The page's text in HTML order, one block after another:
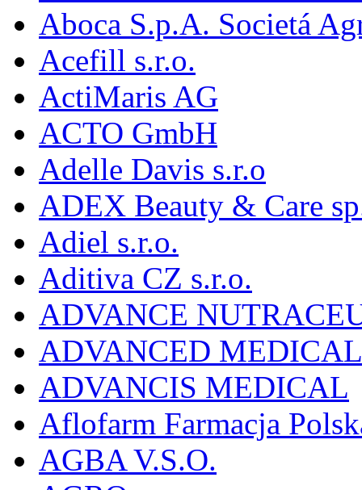
Aboca S.p.A. Societá
Acefill s.r.o.
ActiMaris AG
ACTO GmbH
Adelle Davis s.r.o
ADEX Beauty & Care
Adiel s.r.o.
Aditiva CZ s.r.o.
ADVANCE
ADVANCED
ADVANCIS MEDICAL
Aflofarm Farmacja
AGBA V.S.O.